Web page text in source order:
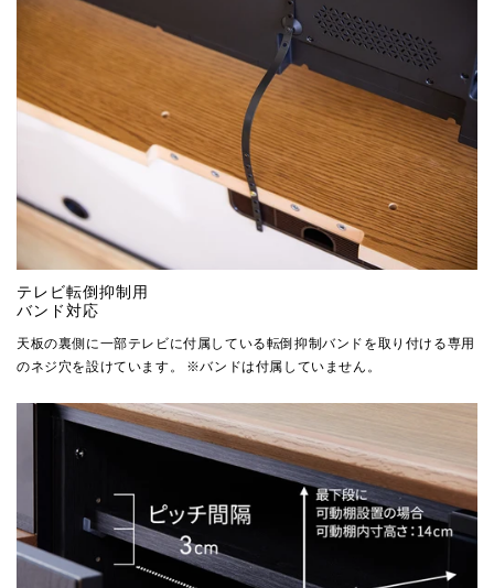
テレビ転倒抑制用
バンド対応
天板の裏側に一部テレビに付属している転倒抑制バンドを取り付ける専用
のネジ穴を設けています。 ※バンドは付属していません。